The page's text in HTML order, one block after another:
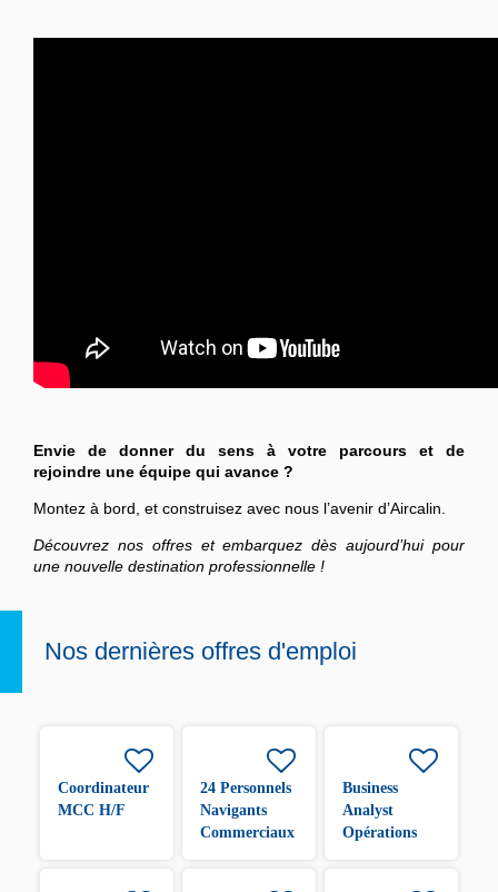
Envie de donner du sens à votre parcours et de
rejoindre une équipe qui avance ?
Montez à bord, et construisez avec nous l’avenir d’Aircalin.
Découvrez nos offres et embarquez dès aujourd’hui pour
une nouvelle destination professionnelle !
Nos dernières offres d'emploi
Coordinateur
MCC H/F
24 Personnels
Navigants
Commerciaux
Business
Analyst
Opérations